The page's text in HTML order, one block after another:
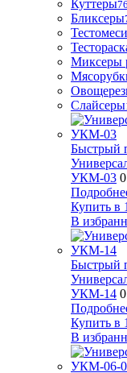
Куттеры76
Бликсеры
Миксеры
Слайсеры
Быстрый
УКМ-03
Купить в
В
Быстрый
УКМ-14
Купить в
В